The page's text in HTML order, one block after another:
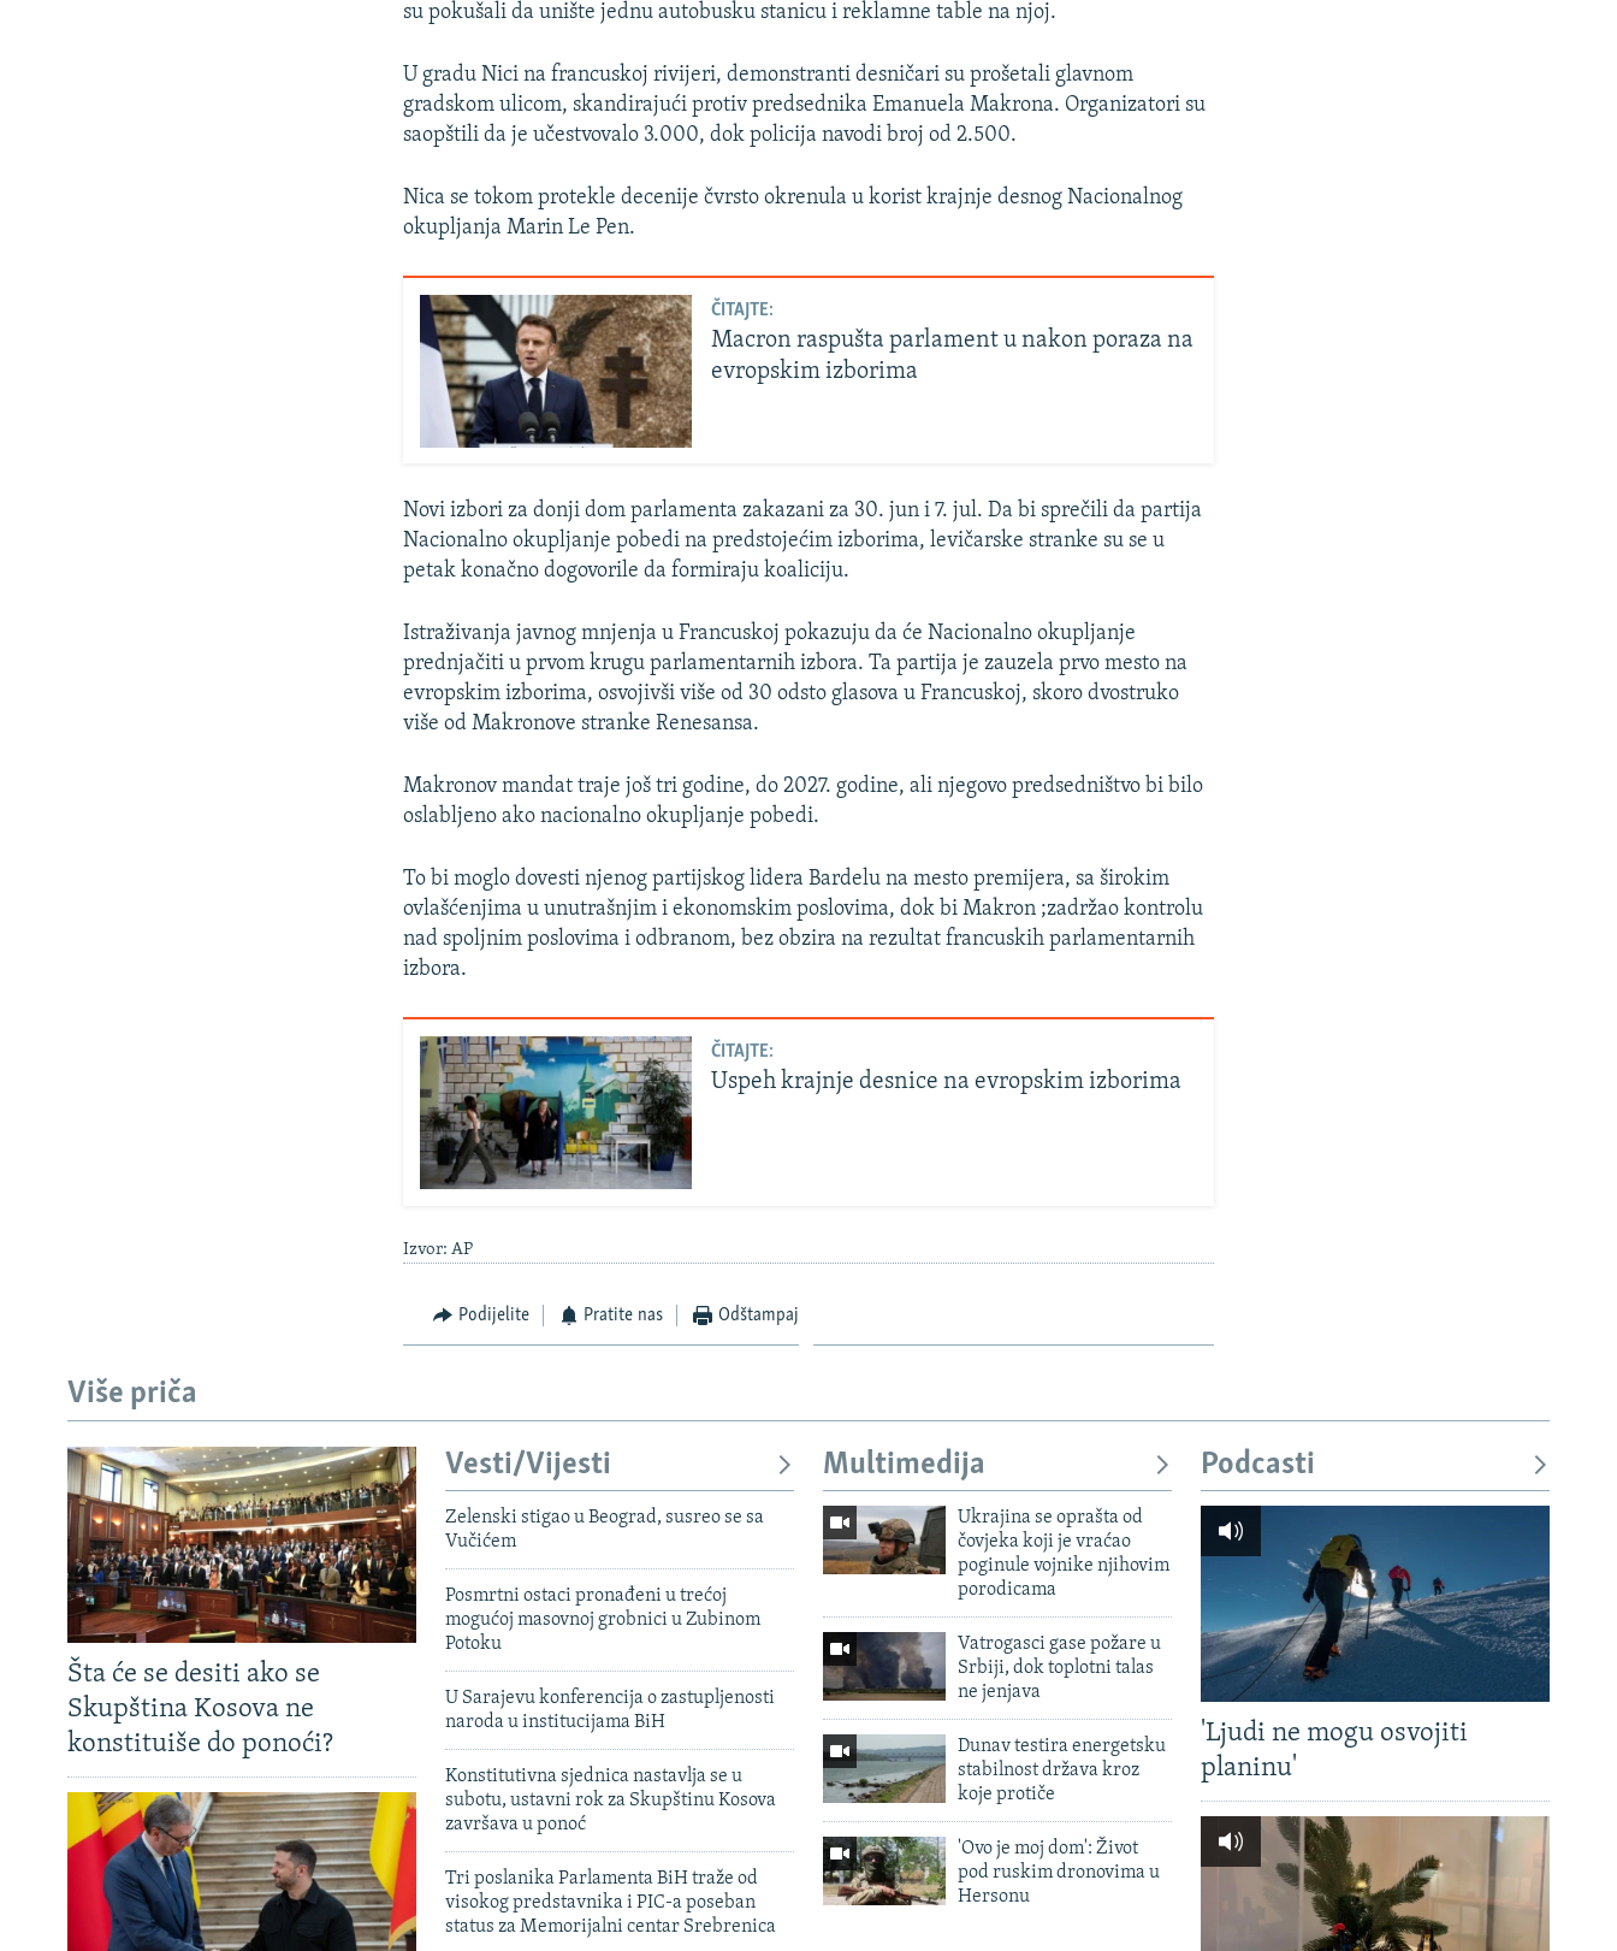
su pokušali da unište jednu autobusku stanicu i reklamne table na njoj.
U gradu Nici na francuskoj rivijeri, demonstranti desničari su prošetali glavnom
gradskom ulicom, skandirajući protiv predsednika Emanuela Makrona. Organizatori su
saopštili da je učestvovalo 3.000, dok policija navodi broj od 2.500.
Nica se tokom protekle decenije čvrsto okrenula u korist krajnje desnog Nacionalnog
okupljanja Marin Le Pen.
ČITAJTE:
Macron raspušta parlament u nakon poraza na
evropskim izborima
Novi izbori za donji dom parlamenta zakazani za 30. jun i 7. jul. Da bi sprečili da partija
Nacionalno okupljanje pobedi na predstojećim izborima, levičarske stranke su se u
petak konačno dogovorile da formiraju koaliciju.
Istraživanja javnog mnjenja u Francuskoj pokazuju da će Nacionalno okupljanje
prednjačiti u prvom krugu parlamentarnih izbora. Ta partija je zauzela prvo mesto na
evropskim izborima, osvojivši više od 30 odsto glasova u Francuskoj, skoro dvostruko
više od Makronove stranke Renesansa.
Makronov mandat traje još tri godine, do 2027. godine, ali njegovo predsedništvo bi bilo
oslabljeno ako nacionalno okupljanje pobedi.
To bi moglo dovesti njenog partijskog lidera Bardelu na mesto premijera, sa širokim
ovlašćenjima u unutrašnjim i ekonomskim poslovima, dok bi Makron ;zadržao kontrolu
nad spoljnim poslovima i odbranom, bez obzira na rezultat francuskih parlamentarnih
izbora.
ČITAJTE:
Uspeh krajnje desnice na evropskim izborima
Izvor: AP
Podijelite Pratite nas Odštampaj
Više priča
Šta će se desiti ako se
Skupština Kosova ne
konstituiše do ponoći?
Vesti/Vijesti
Zelenski stigao u Beograd, susreo se sa
Vučićem
Posmrtni ostaci pronađeni u trećoj
mogućoj masovnoj grobnici u Zubinom
Potoku
U Sarajevu konferencija o zastupljenosti
naroda u institucijama BiH
Konstitutivna sjednica nastavlja se u
subotu, ustavni rok za Skupštinu Kosova
završava u ponoć
Tri poslanika Parlamenta BiH traže od
visokog predstavnika i PIC-a poseban
status za Memorijalni centar Srebrenica
Multimedija
Ukrajina se oprašta od
čovjeka koji je vraćao
poginule vojnike njihovim
porodicama
Vatrogasci gase požare u
Srbiji, dok toplotni talas
ne jenjava
Dunav testira energetsku
stabilnost država kroz
koje protiče
'Ovo je moj dom': Život
pod ruskim dronovima u
Hersonu
Podcasti
'Ljudi ne mogu osvojiti
planinu'